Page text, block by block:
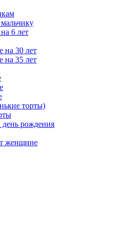
6 лет
на 30 лет
на 35 лет
торты)
рождения
женщине